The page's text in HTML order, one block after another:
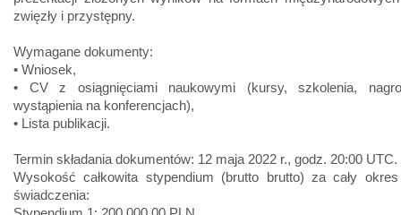
zwięzły i przystępny.
Wymagane dokumenty:
• Wniosek,
• CV z osiągnięciami naukowymi (kursy, szkolenia,
wystąpienia na konferencjach),
• Lista publikacji.
Termin składania dokumentów: 12 maja 2022 r., godz. 20:00 UTC.
Wysokość całkowita stypendium (brutto brutto) za cały okres
świadczenia: